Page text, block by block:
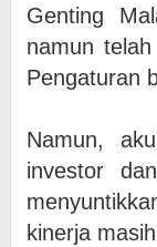
Genting
namun
Pengaturan
Namun,
investor
kinerja